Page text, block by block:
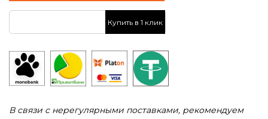
Купить в 1 клик
В связи с нерегулярными поставками, рекомендуем